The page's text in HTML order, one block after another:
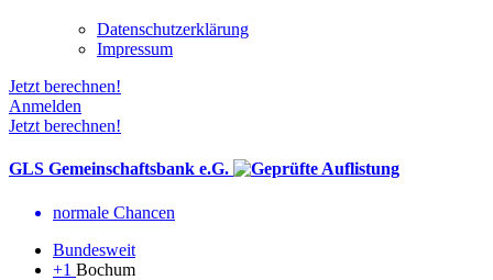
Datenschutzerklärung
Impressum
Jetzt berechnen!
Anmelden
Jetzt berechnen!
GLS Gemeinschaftsbank e.G.
normale Chancen
Bundesweit
+1 Bochum